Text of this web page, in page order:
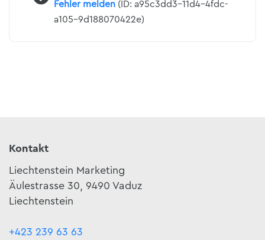
Fehler melden(ID: a95c3dd3-11d4-4fdc-
a105-9d188070422e)
Kontakt
Liechtenstein Marketing
Äulestrasse 30, 9490 Vaduz
Liechtenstein
+423 239 63 63